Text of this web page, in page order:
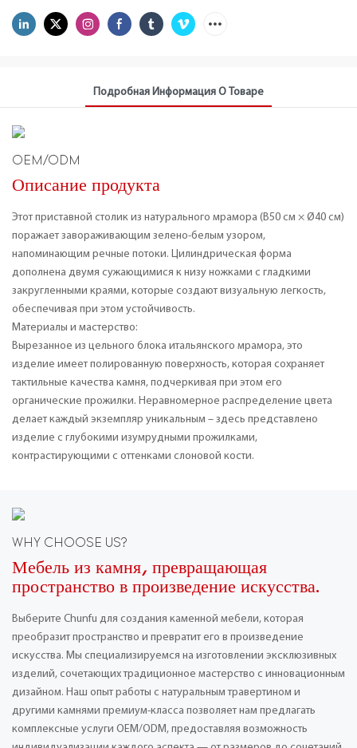
Подробная Информация О Товаре
OEM/ODM
Описание продукта
Этот приставной столик из натурального мрамора (В50 см × Ø40 см)
поражает завораживающим зелено-белым узором,
напоминающим речные потоки. Цилиндрическая форма
дополнена двумя сужающимися к низу ножками с гладкими
закругленными краями, которые создают визуальную легкость,
обеспечивая при этом устойчивость.
Материалы и мастерство:
Вырезанное из цельного блока итальянского мрамора, это
изделие имеет полированную поверхность, которая сохраняет
тактильные качества камня, подчеркивая при этом его
органические прожилки. Неравномерное распределение цвета
делает каждый экземпляр уникальным – здесь представлено
изделие с глубокими изумрудными прожилками,
контрастирующими с оттенками слоновой кости.
WHY CHOOSE US?
Мебель из камня, превращающая
пространство в произведение искусства.
Выберите Chunfu для создания каменной мебели, которая
преобразит пространство и превратит его в произведение
искусства. Мы специализируемся на изготовлении эксклюзивных
изделий, сочетающих традиционное мастерство с инновационным
дизайном. Наш опыт работы с натуральным травертином и
другими камнями премиум-класса позволяет нам предлагать
комплексные услуги OEM/ODM, предоставляя возможность